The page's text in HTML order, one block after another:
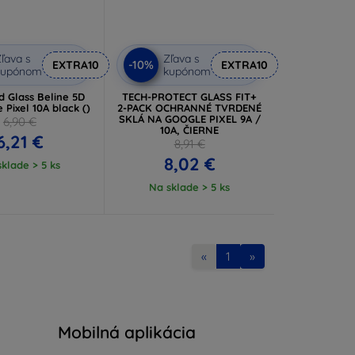
s
EXTRA10
Glass Beline 5D
for Google Pixel 10A black ()
6,90 €
€
> 5 ks
-10%
Zľava s
kupónom
EXTRA10
TECH-PROTECT GLASS FIT+
2-PACK OCHRANNÉ TVRDENÉ
SKLÁ NA GOOGLE PIXEL 9A /
10A, ČIERNE
8,91 €
8,02 €
Na sklade > 5 ks
« 1 »
Mobilná aplikácia